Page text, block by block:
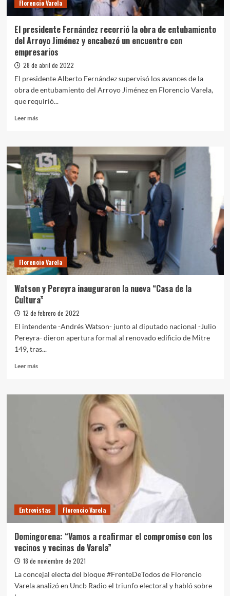
Florencio Varela
El presidente Fernández recorrió la obra de entubamiento
del Arroyo Jiménez y encabezó un encuentro con
empresarios
28 de abril de 2022
El presidente Alberto Fernández supervisó los avances de la
obra de entubamiento del Arroyo Jiménez en Florencio Varela,
que requirió...
Leer másLeer
El
presidente
Fernández
recorrió
la
obra
de
entubamiento
del
Arroyo
y
encabezó
un
con
empresarios
Florencio Varela
Watson y Pereyra inauguraron la nueva “Casa de la
Cultura”
12 de febrero de 2022
El intendente -Andrés Watson- junto al diputado nacional -Julio
Pereyra- dieron apertura formal al renovado edificio de Mitre
149, tras...
Leer másLeer
Watson
Entrevistas Florencio Varela
Domingorena: “Vamos a reafirmar el compromiso con los
vecinos y vecinas de Varela”
18 de noviembre de 2021
La concejal electa del bloque #FrenteDeTodos de Florencio
Varela analizó en Uncb Radio el triunfo electoral y habló sobre